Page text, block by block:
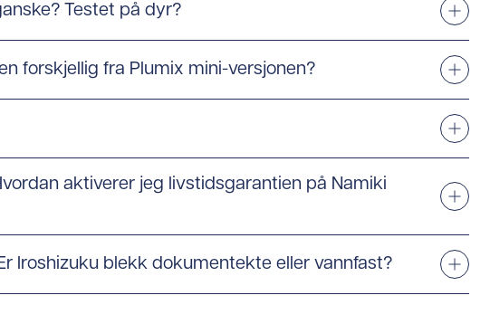
Testet på dyr?
forskjellig fra Plumix mini-versjonen?
aktiverer jeg livstidsgarantien på Namiki
Iroshizuku blekk dokumentekte eller vannfast?